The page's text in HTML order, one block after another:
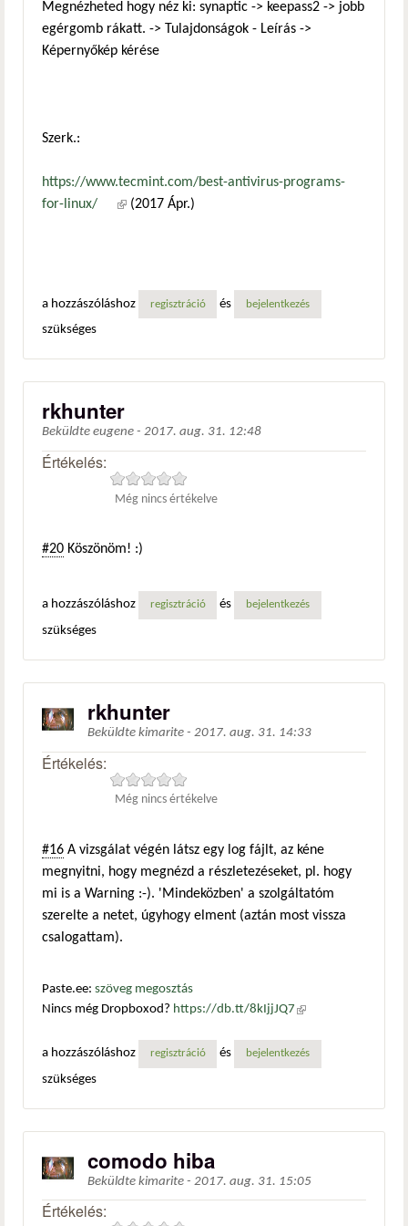
Megnézheted hogy néz ki: synaptic -> keepass2 -> jobb
egérgomb rákatt. -> Tulajdonságok - Leírás ->
Képernyőkép kérése
Szerk.:
https://www.tecmint.com/best-antivirus-programs-
for-linux/
(külső hivatkozás)
(2017 Ápr.)
a hozzászóláshoz regisztráció és bejelentkezés
szükséges
rkhunter
Beküldte eugene - 2017. aug. 31. 12:48
Értékelés:
Még nincs értékelve
#20 Köszönöm! :)
a hozzászóláshoz regisztráció és bejelentkezés
szükséges
rkhunter
Beküldte kimarite - 2017. aug. 31. 14:33
Értékelés:
Még nincs értékelve
#16 A vizsgálat végén látsz egy log fájlt, az kéne
megnyitni, hogy megnézd a részletezéseket, pl. hogy
mi is a Warning :-). 'Mindeközben' a szolgáltatóm
szerelte a netet, úgyhogy elment (aztán most vissza
csalogattam).
Paste.ee: szöveg megosztás
Nincs még Dropboxod? https://db.tt/8kIjjJQ7 (külső
a hozzászóláshoz
regisztráció és bejelentkezés
szükséges
comodo hiba
Beküldte kimarite - 2017. aug. 31. 15:05
Értékelés: